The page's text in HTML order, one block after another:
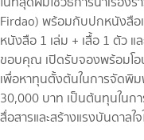
Firdao) พร้อมกับปกหนังสือ
หนังสือ 1 เล่ม + เสื้อ 1 ตัว
ขอบคุณ เปิดรับจองพร้อมโอ
เพื่อหาทุนตั้งต้นในการจัดพิ
30,000 บาท เป็นต้นทุนในก
สื่อสารและสร้างแรงบันดาล